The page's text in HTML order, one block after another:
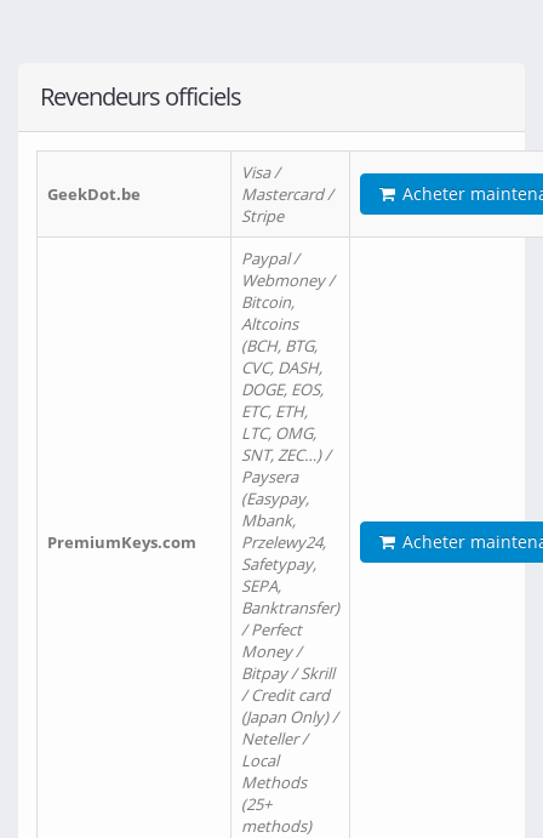
Revendeurs officiels
GeekDot.be
Visa /
Mastercard /
Stripe
Acheter
PremiumKeys.com
Paypal /
Webmoney /
Bitcoin,
Altcoins
(BCH, BTG,
CVC, DASH,
DOGE, EOS,
ETC, ETH,
LTC, OMG,
SNT, ZEC…) /
Paysera
(Easypay,
Mbank,
Przelewy24,
Safetypay,
SEPA,
Banktransfer)
/ Perfect
Money /
Bitpay / Skrill
/ Credit card
(Japan Only) /
Neteller /
Local
Methods
(25+
methods)
Acheter